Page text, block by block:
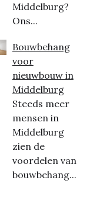
Middelburg?
Ons...
Bouwbehang
voor
nieuwbouw in
Middelburg
Steeds meer
mensen in
Middelburg
zien de
voordelen van
bouwbehang...